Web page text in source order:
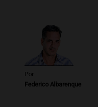
Por
Federico Albarenque